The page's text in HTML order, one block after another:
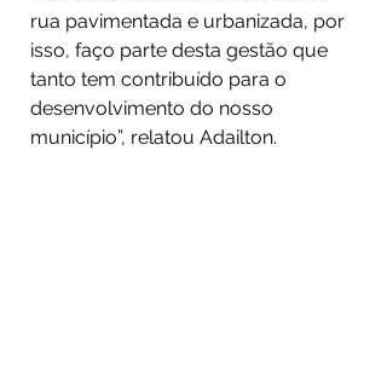
rua pavimentada e urbanizada, por
isso, faço parte desta gestão que
tanto tem contribuído para o
desenvolvimento do nosso
município”, relatou Adailton.